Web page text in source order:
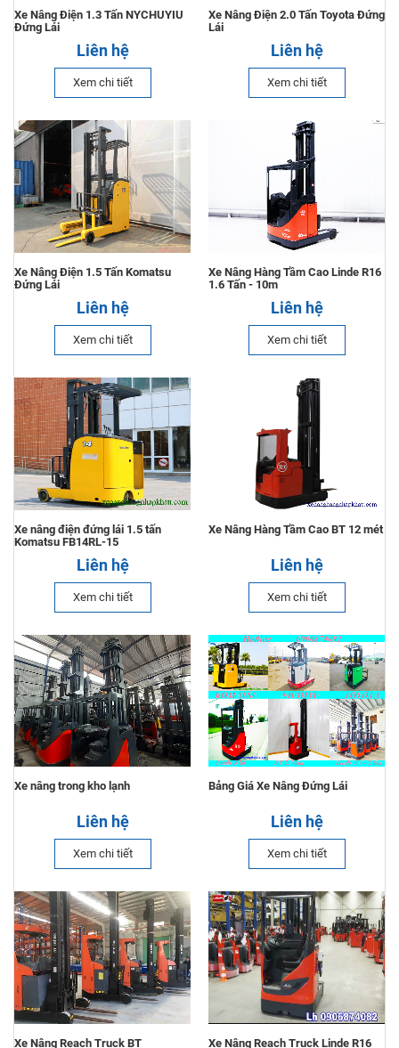
Xe Nâng Điện 1.3 Tấn NYCHUYIU
Đứng Lái
Liên hệ
Xem chi tiết
Xe Nâng Điện 2.0 Tấn Toyota Đứng
Lái
Liên hệ
Xem chi tiết
Xe Nâng Điện 1.5 Tấn Komatsu
Đứng Lái
Liên hệ
Xem chi tiết
Xe Nâng Hàng Tầm Cao Linde R16
1.6 Tấn - 10m
Liên hệ
Xem chi tiết
Xe nâng điện đứng lái 1.5 tấn
Komatsu FB14RL-15
Liên hệ
Xem chi tiết
Xe Nâng Hàng Tầm Cao BT 12 mét
Liên hệ
Xem chi tiết
Xe nâng trong kho lạnh
Liên hệ
Xem chi tiết
Bảng Giá Xe Nâng Đứng Lái
Liên hệ
Xem chi tiết
Xe Nâng Reach Truck BT Xe Nâng Reach Truck Linde R16